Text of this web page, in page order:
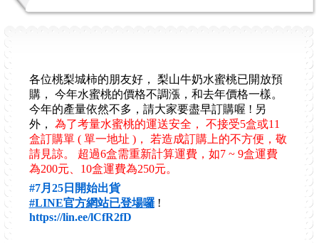
各位桃梨城柿的朋友好， 梨山牛奶水蜜桃已開放預
購， 今年水蜜桃的價格不調漲，和去年價格一樣。
今年的產量依然不多，請大家要盡早訂購喔 ! 另
外， 為了考量水蜜桃的運送安全， 不接受5盒或11
盒訂購單 ( 單一地址 )， 若造成訂購上的不方便，敬
請見諒。 超過6盒需重新計算運費，如7 ~ 9盒運費
為200元、10盒運費為250元。
#7月25日開始出貨
#LINE官方網站已登場囉!
https://lin.ee/lCfR2fD